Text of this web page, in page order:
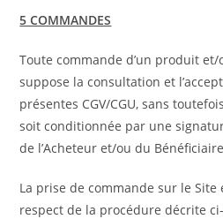
5 COMMANDES
Toute commande d’un produit
suppose la consultation et
présentes CGV/CGU, sans
soit conditionnée par une
de l’Acheteur et/ou du
La prise de commande sur le
respect de la procédure décrite